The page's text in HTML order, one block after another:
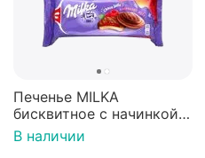
Печенье MILKA
бисквитное с начинкой
"Малиновое желе"
покрытые молочным
В наличии